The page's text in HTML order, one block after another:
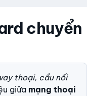
chuyển
thoại, cầu nối
giữa mạng thoại